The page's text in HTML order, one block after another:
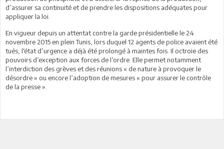
d’assurer sa continuité et de prendre les dispositions adéquates pour
appliquer la loi.
En vigueur depuis un attentat contre la garde présidentielle le 24
novembre 2015 en plein Tunis, lors duquel 12 agents de police avaient été
tués, l‘état d’urgence a déjà été prolongé à maintes fois. Il octroie des
pouvoirs d’exception aux forces de l’ordre. Elle permet notamment
l’interdiction des grèves et des réunions « de nature à provoquer le
désordre » ou encore l’adoption de mesures « pour assurer le contrôle
de la presse ».